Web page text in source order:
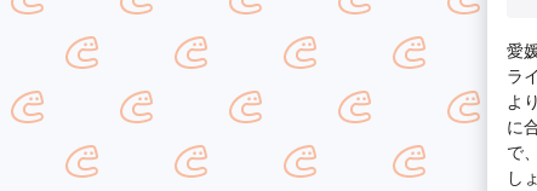
愛
ラ
よ
に
で
し